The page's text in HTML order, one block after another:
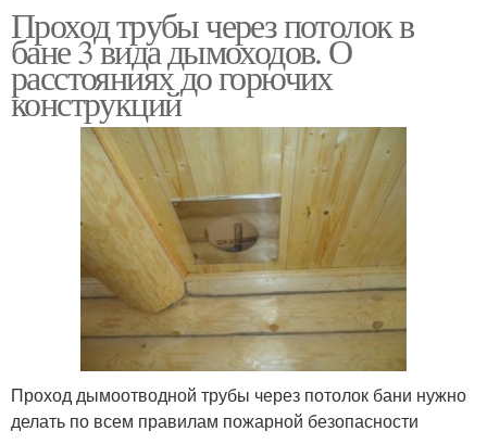
Труба из кирпича
Проход трубы через потолок в
бане 3 вида дымоходов. О
расстояниях до горючих
конструкций
Проход дымоотводной трубы через потолок бани нужно
делать по всем правилам пожарной безопасности